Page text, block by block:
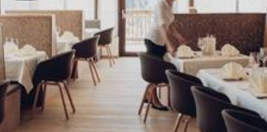
WARUM POSTHOTEL?
IMPRESSIONEN
SOFTPLAY - ANLAGE
KINDERSPIELZIMMER
KULINARIK
LOBBY